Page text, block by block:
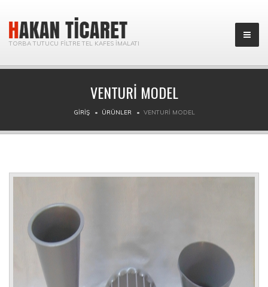
TORBA TUTUCU FILTRE TEL KAFES İMALATI
VENTURI MODEL
GIRIŞ ÜRÜNLER VENTURI MODEL